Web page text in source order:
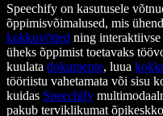
Speechify on kasutusele
õppimisvõimalused, mis
kokkuvõtted ning
üheks õppimist toetavaks
kuulata dokumente, luua
tööriistu vahetamata või sisu
kuidas Speechify
pakub terviklikumat